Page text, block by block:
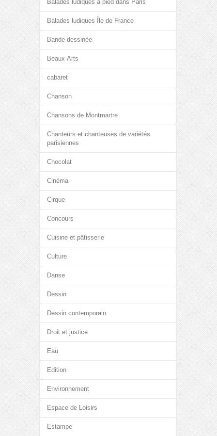
Balades ludiques à pied dans Paris
Balades ludiques Île de France
Bande dessinée
Beaux-Arts
cabaret
Chanson
Chansons de Montmartre
Chanteurs et chanteuses de variétés
parisiennes
Chocolat
Cinéma
Cirque
Concours
Cuisine et pâtisserie
Culture
Danse
Dessin
Dessin contemporain
Droit et justice
Eau
Edition
Environnement
Espace de Loisirs
Estampe